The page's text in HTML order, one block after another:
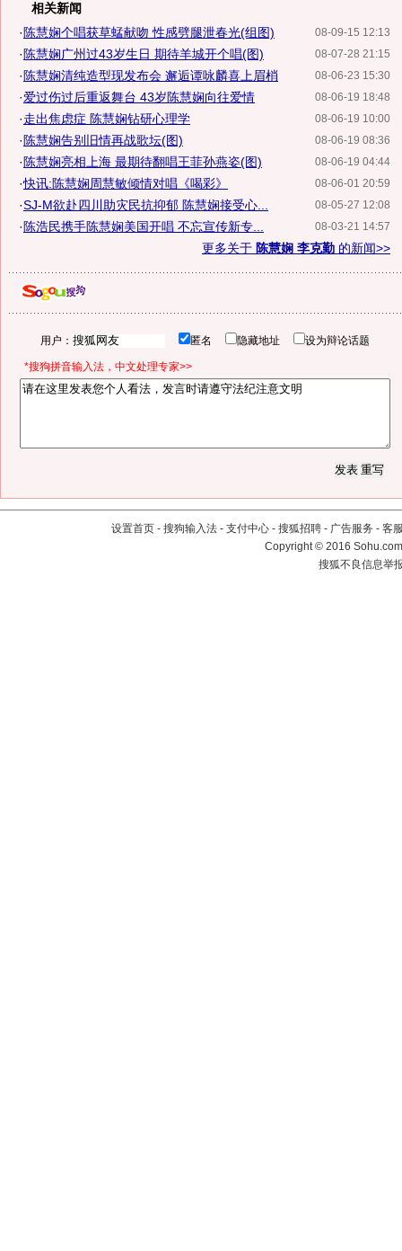
相关新闻
08-09-15 12:13
· 陈慧娴个唱获草蜢献吻 性感劈腿泄春光(组图)
08-07-28 21:15
· 陈慧娴广州过43岁生日 期待羊城开个唱(图)
08-06-23 15:30
· 陈慧娴清纯造型现发布会 邂逅谭咏麟喜上眉梢
08-06-19 18:48
·爱过伤过后重返舞台 43岁陈慧娴向往爱情
08-06-19 10:00
·走出焦虑症 陈慧娴钻研心理学
08-06-19 08:36
· 陈慧娴告别旧情再战歌坛(图)
08-06-19 04:44
· 陈慧娴亮相上海 最期待翻唱王菲孙燕姿(图)
08-06-01 20:59
·快讯:陈慧娴周慧敏倾情对唱《喝彩》
08-05-27 12:08
·SJ-M欲赴四川助灾民抗抑郁 陈慧娴接受心...
08-03-21 14:57
· 陈浩民携手陈慧娴美国开唱 不忘宣传新专...
更多关于 陈慧娴 李克勤 的新闻>>
用户： 匿名 隐藏地址 设为辩论话题
*搜狗拼音输入法，中文处理专家>>
设置首页 - 搜狗输入法 - 支付中心 - 搜狐招聘 - 广告服务 - 客
Copyright©2016
搜狐不良信息举